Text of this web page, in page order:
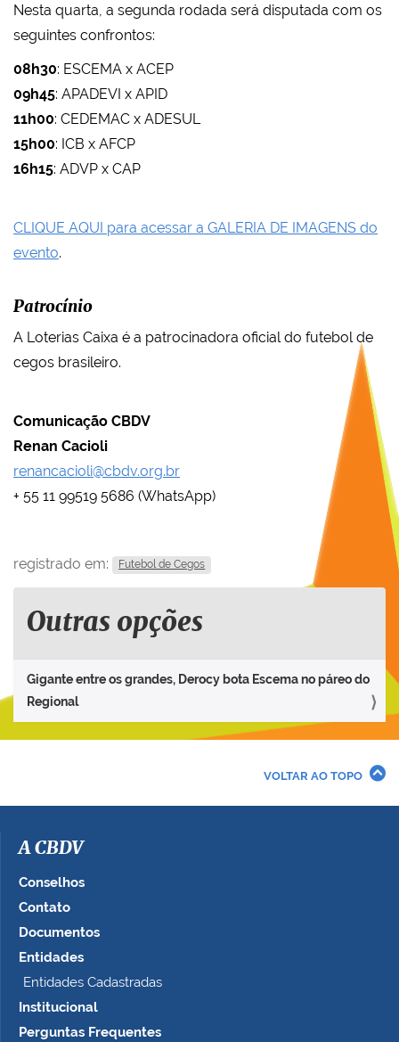
Nesta quarta, a segunda rodada será disputada com os
seguintes confrontos:
08h30: ESCEMA x ACEP
09h45: APADEVI x APID
11h00: CEDEMAC x ADESUL
15h00: ICB x AFCP
16h15: ADVP x CAP
CLIQUE AQUI para acessar a GALERIA DE IMAGENS do
evento.
Patrocínio
A Loterias Caixa é a patrocinadora oficial do futebol de
cegos brasileiro.
Comunicação CBDV
Renan Cacioli
renancacioli@cbdv.org.br
+ 55 11 99519 5686 (WhatsApp)
registrado em: Futebol de Cegos
Outras opções
Gigante entre os grandes, Derocy bota Escema no páreo do
Regional
VOLTAR AO TOPO
A CBDV
Conselhos
Contato
Documentos
Entidades
Entidades Cadastradas
Institucional
Perguntas Frequentes